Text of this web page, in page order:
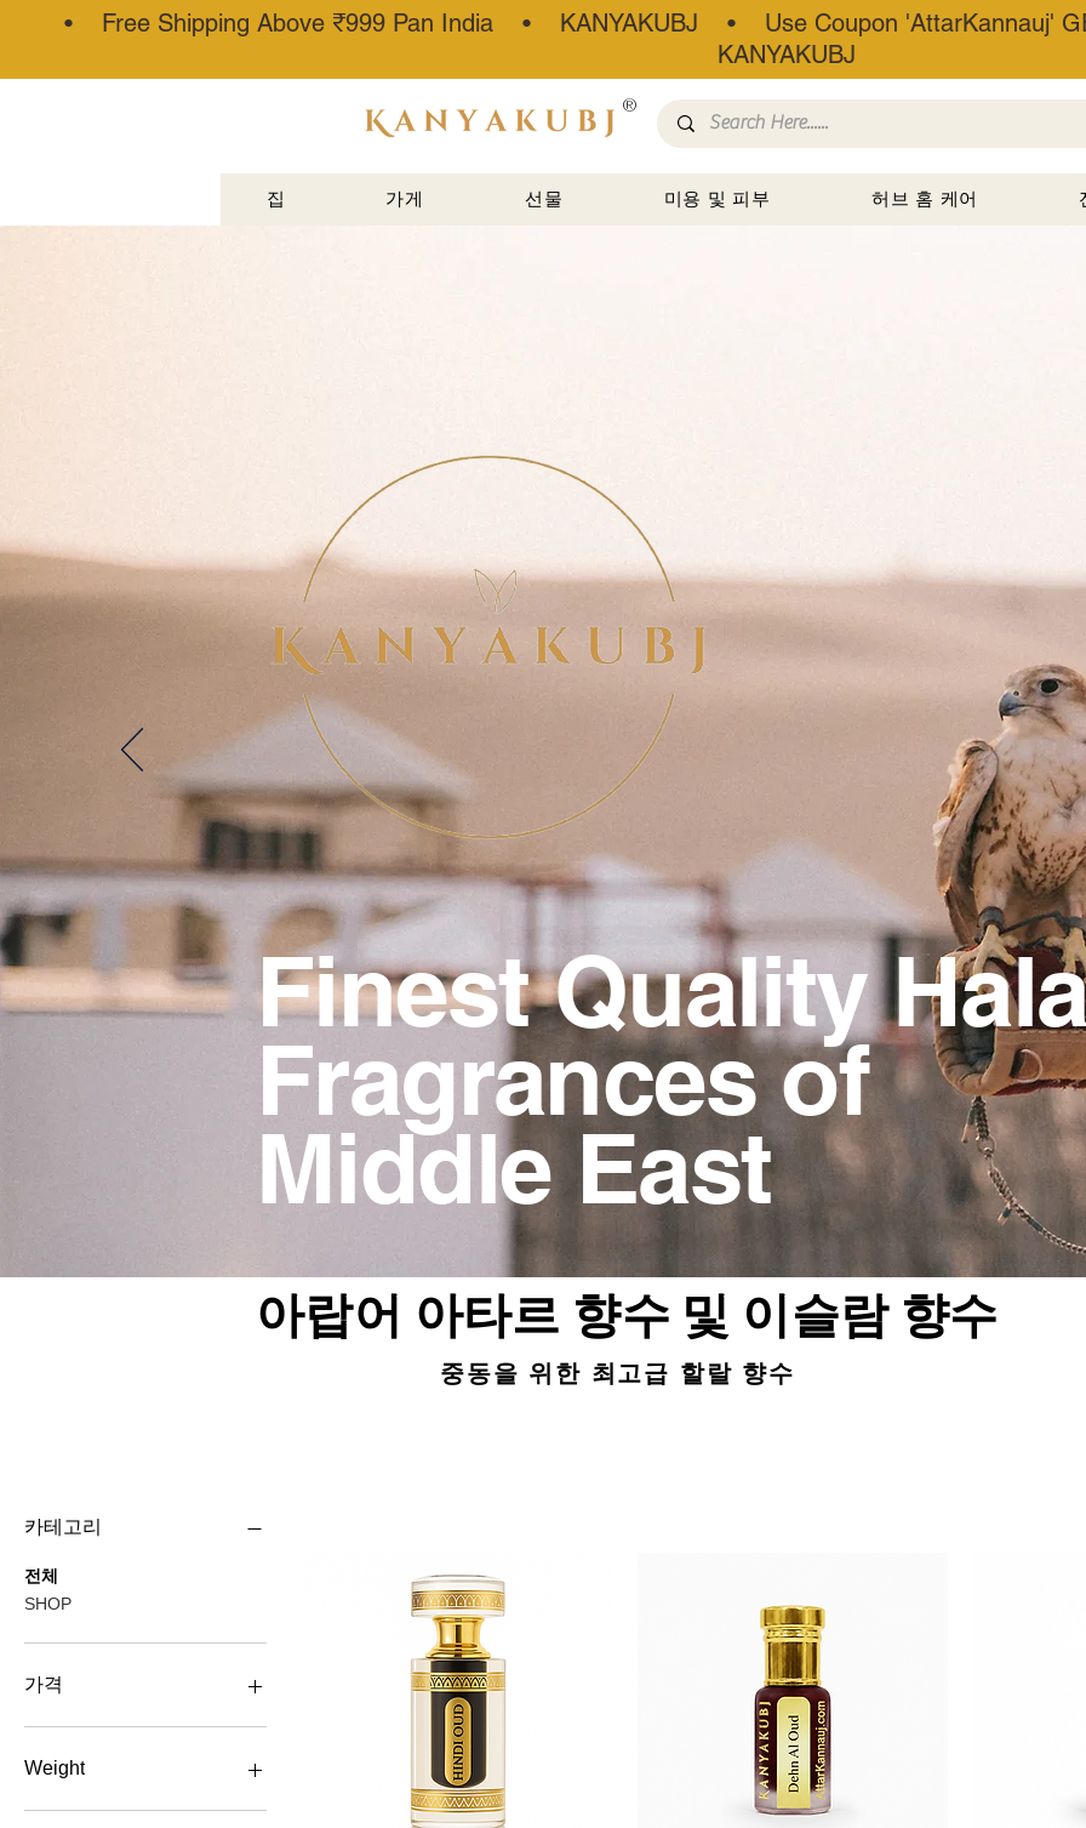
• Free Shipping Above ₹999 Pan India • KANYAKUBJ • Use Coupon 'AttarKannauj'
KANYAKUBJ
®
집 가게 선물 미용 및 피부 허브 홈 케어
Finest Quality
Fragrances of
Middle East
아랍어 아타르 향수 및 이슬람 향수
중동을 위한 최고급 할랄 향수
카테고리
전체
SHOP
가격
₹1,199
Weight
100 ML